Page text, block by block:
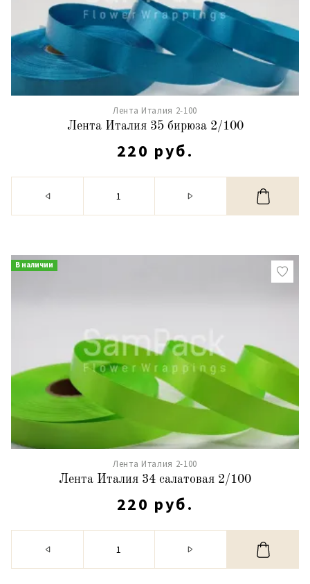
Лента Италия 2-100
Лента Италия 35 бирюза 2/100
220 руб.
В наличии
Лента Италия 2-100
Лента Италия 34 салатовая 2/100
220 руб.